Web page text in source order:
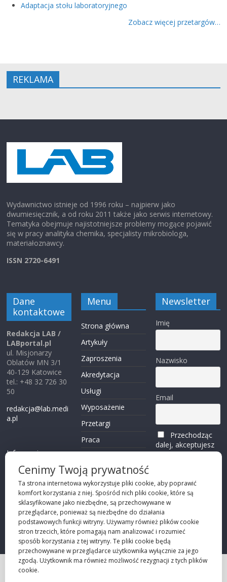
Adaptacja stołu laboratoryjnego
Zobacz więcej przetargów…
REKLAMA
Wydawnictwo istnieje od 1996 roku – najpierw jako
dwumiesięcznik, a od roku 2011 także jako serwis internetowy.
Tematyka obejmuje najistotniejsze problemy mogące pojawić
się w pracy analityka chemika, specjalisty mikrobiologa,
materiałoznawcy.
ISSN 2720-6491
Dane
kontaktowe
Redakcja LAB /
LABportal.pl
ul. Misjonarzy
Oblatów MN 3/1
40-129 Katowice
tel.: +48 32 726 30
50
redakcja@lab.medi
a.pl
Informacje o
Przechodząc dalej,
akceptujeszpolity
kę prywatności
Menu
Strona główna
Artykuły
Zaproszenia
Akredytacja
Usługi
Wyposażenie
Przetargi
Praca
Kontakt
Newsletter
Imię
Nazwisko
Email
Przechodząc
dalej, akceptujesz
politykę
Cenimy Twoją prywatność
Ta strona internetowa wykorzystuje pliki cookie, aby poprawić
komfort korzystania z niej. Spośród nich pliki cookie, które są
sklasyfikowane jako niezbędne, są przechowywane w
przeglądarce, ponieważ są niezbędne do działania
podstawowych funkcji witryny. Używamy również plików cookie
stron trzecich, które pomagają nam analizować i rozumieć
sposób korzystania z tej witryny. Te pliki cookie będą
przechowywane w przeglądarce użytkownika wyłącznie za jego
zgodą. Użytkownik ma również możliwość rezygnacji z tych plików
cookie.